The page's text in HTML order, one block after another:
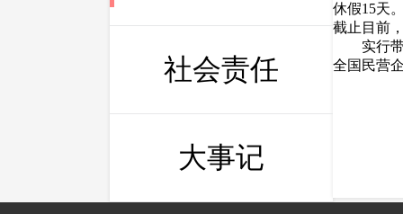
社会责任
大事记
休假15天
截止目前
实行带薪
全国民营